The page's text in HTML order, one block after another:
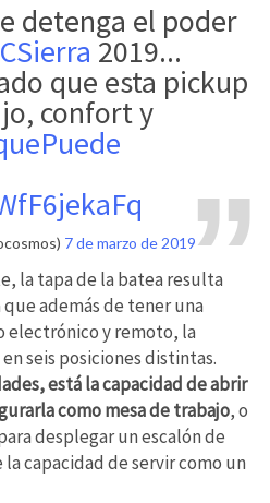
2019...
que esta pickup
confort y
7 de marzo de 2019
la tapa de la batea resulta
además de tener una
electrónico y remoto, la
seis posiciones distintas.
está la capacidad de abrir
como mesa de trabajo, o
desplegar un escalón de
capacidad de servir como un